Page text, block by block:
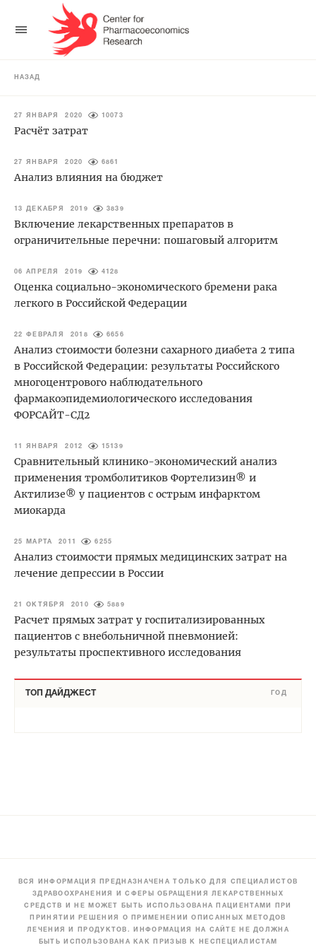
НАЗАД
27 ЯНВАРЯ 2020 10073
Расчёт затрат
27 ЯНВАРЯ 2020 6861
Анализ влияния на бюджет
13 ДЕКАБРЯ 2019 3839
Включение лекарственных препаратов в
ограничительные перечни: пошаговый алгоритм
06 АПРЕЛЯ 2019 4128
Оценка социально-экономического бремени рака
легкого в Российской Федерации
22 ФЕВРАЛЯ 2018 6656
Анализ стоимости болезни сахарного диабета 2 типа
в Российской Федерации: результаты Российского
многоцентрового наблюдательного
фармакоэпидемиологического исследования
ФОРСАЙТ-СД2
11 ЯНВАРЯ 2012 15139
Сравнительный клинико-экономический анализ
применения тромболитиков Фортелизин® и
Актилизе® у пациентов с острым инфарктом
миокарда
25 МАРТА 2011 6255
Анализ стоимости прямых медицинских затрат на
лечение депрессии в России
21 ОКТЯБРЯ 2010 5889
Расчет прямых затрат у госпитализированных
пациентов с внебольничной пневмонией:
результаты проспективного исследования
ТОП ДАЙДЖЕСТ ГОД
ВСЯ ИНФОРМАЦИЯ ПРЕДНАЗНАЧЕНА ТОЛЬКО ДЛЯ СПЕЦИАЛИСТОВ
ЗДРАВООХРАНЕНИЯ И СФЕРЫ ОБРАЩЕНИЯ ЛЕКАРСТВЕННЫХ
СРЕДСТВ И НЕ МОЖЕТ БЫТЬ ИСПОЛЬЗОВАНА ПАЦИЕНТАМИ ПРИ
ПРИНЯТИИ РЕШЕНИЯ О ПРИМЕНЕНИИ ОПИСАННЫХ МЕТОДОВ
ЛЕЧЕНИЯ И ПРОДУКТОВ. ИНФОРМАЦИЯ НА САЙТЕ НЕ ДОЛЖНА
БЫТЬ ИСПОЛЬЗОВАНА КАК ПРИЗЫВ К НЕСПЕЦИАЛИСТАМ